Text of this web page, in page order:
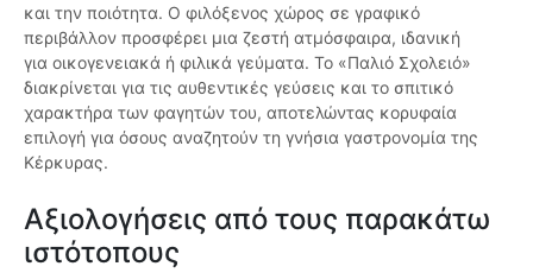
και την ποιότητα. Ο φιλόξενος χώρος σε γραφικό
περιβάλλον προσφέρει μια ζεστή ατμόσφαιρα, ιδανική
για οικογενειακά ή φιλικά γεύματα. Το «Παλιό Σχολειό»
διακρίνεται για τις αυθεντικές γεύσεις και το σπιτικό
χαρακτήρα των φαγητών του, αποτελώντας κορυφαία
επιλογή για όσους αναζητούν τη γνήσια γαστρονομία της
Κέρκυρας.
Αξιολογήσεις από τους παρακάτω
ιστότοπους